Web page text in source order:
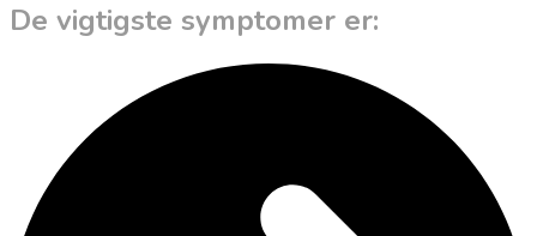
De vigtigste symptomer er: